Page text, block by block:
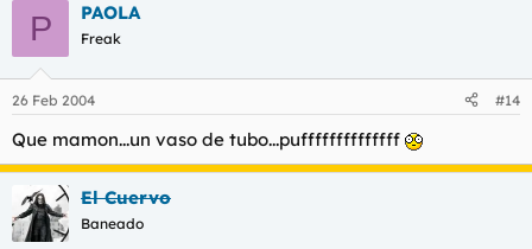
P PAOLA
Freak
26 Feb 2004 #14
Que mamon...un vaso de tubo...puffffffffffffff
El Cuervo
Baneado